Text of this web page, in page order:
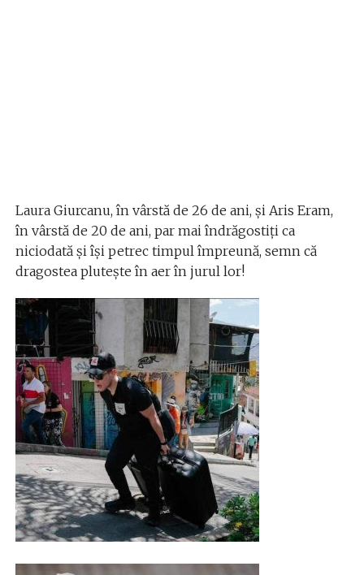
Laura Giurcanu, în vârstă de 26 de ani, și Aris Eram,
în vârstă de 20 de ani, par mai îndrăgostiți ca
niciodată și își petrec timpul împreună, semn că
dragostea plutește în aer în jurul lor!